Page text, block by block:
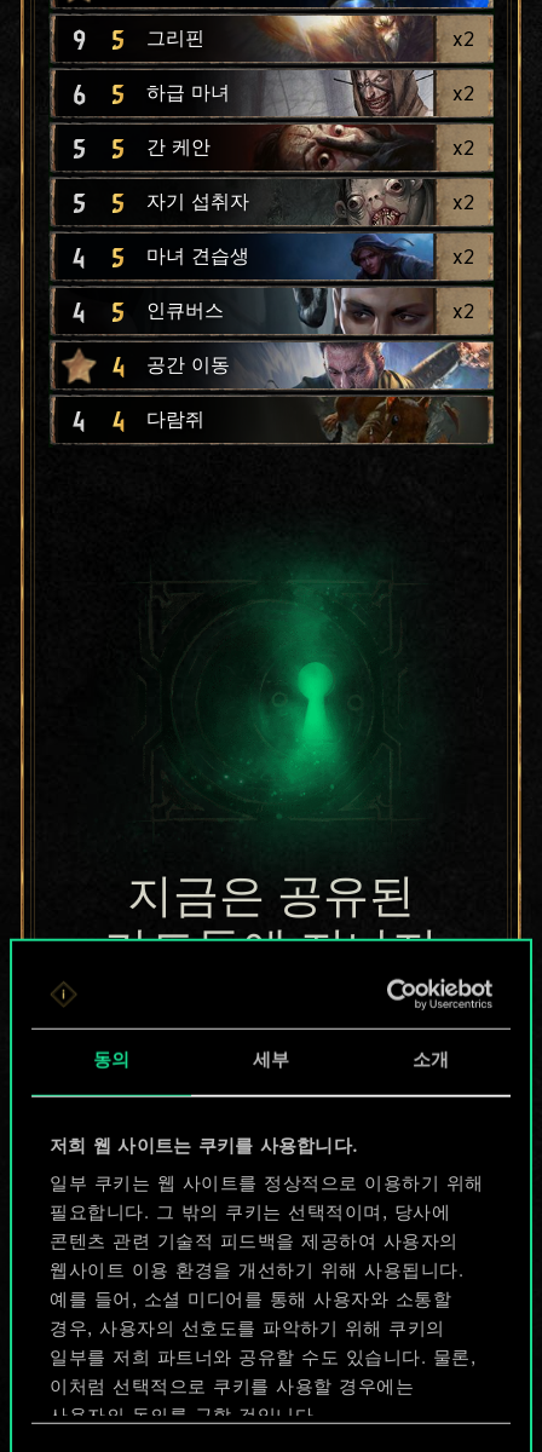
동의 세부 소개
저희 웹 사이트는 쿠키를 사용합니다.
일부 쿠키는 웹 사이트를 정상적으로 이용하기 위해
필요합니다. 그 밖의 쿠키는 선택적이며, 당사에
콘텐츠 관련 기술적 피드백을 제공하여 사용자의
웹사이트 이용 환경을 개선하기 위해 사용됩니다.
예를 들어, 소셜 미디어를 통해 사용자와 소통할
경우, 사용자의 선호도를 파악하기 위해 쿠키의
일부를 저희 파트너와 공유할 수도 있습니다. 물론,
이처럼 선택적으로 쿠키를 사용할 경우에는
사용자의 동의를 구할 것입니다.
9 5 그리핀 x2
6 5 하급 마녀 x2
5 5 간 케안 x2
5 5 자기 섭취자 x2
4 5 마녀 견습생 x2
4 5 인큐버스 x2
4 공간 이동
4 4 다람쥐
지금은 공유된
카드들에 지나지
무궁무진한
가능성을 가지고
있습니다!
덱 이름 짓기 & 가이드 작성하기
덱 편집
또는